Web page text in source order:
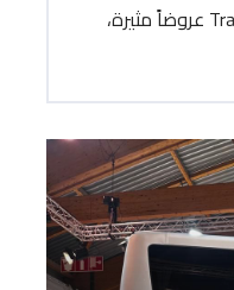
تشهد فعاليات TransMEA 2025 عروضاً مثيرة،